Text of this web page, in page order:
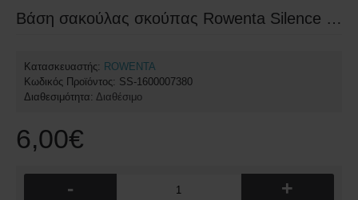
Βάση σακούλας σκούπας Rowenta Silence Force Xtreme SS-1600007380
Κατασκευαστής: ROWENTA
Κωδικός Προϊόντος: SS-1600007380
Διαθεσιμότητα: Διαθέσιμο
6,00€
- +